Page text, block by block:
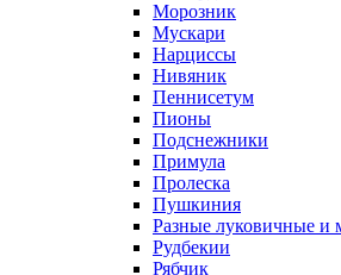
Морозник
Мускари
Нарциссы
Нивяник
Пеннисетум
Пионы
Подснежники
Примула
Пролеска
Пушкиния
Разные луковичные и
Рудбекии
Рябчик